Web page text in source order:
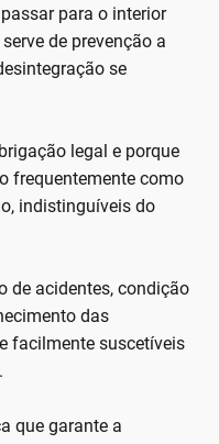
para o interior
de prevenção a
se
legal e porque
frequentemente como
indistinguíveis do
de acidentes, condição
das
facilmente suscetíveis
que garante a